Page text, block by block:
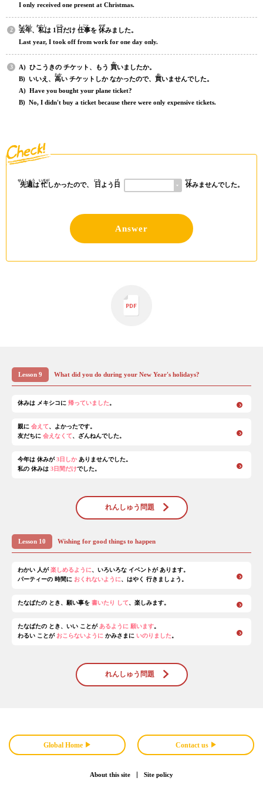
I only received one present at Christmas.
去年
きょねん
、私
わたし
は 1 日
にち
だけ 仕事
しごと
を 休
やす
みました。
Last year, I took off from work for one day only.
A) ひこうきの チケット、もう 買
か
いましたか。
B) いいえ、 高
たか
い チケットしか なかったので、 買
か
いませんでした。
A) Have you bought your plane ticket?
B) No, I didn't buy a ticket because there were only expensive tickets.
先週
せんしゅう
は忙
いそが
しかったので、 日
にち
よう 日
び
休
やす
みませんでした。
Answer
Lesson 9 What did you do during your New Year's holidays?
休みは メキシコに 帰っていました。
親に 会えて、よかったです。
友だちに 会えなくて、ざんねんでした。
今年は 休みが3日しか ありませんでした。
私の 休みは 3日間だけでした。
れんしゅう問題
Lesson 10 Wishing for good things to happen
わかい 人が楽しめるように、いろいろな イベントが あります。
パーティーの 時間に おくれないように、はやく 行きましょう。
たなばたの とき、願い事を 書いたり して、楽しみます。
たなばたの とき、いい ことが あるように 願います。
わるい ことが おこらないように かみさまに いのりました。
れんしゅう問題
About this site Site policy
Global Home Contact us